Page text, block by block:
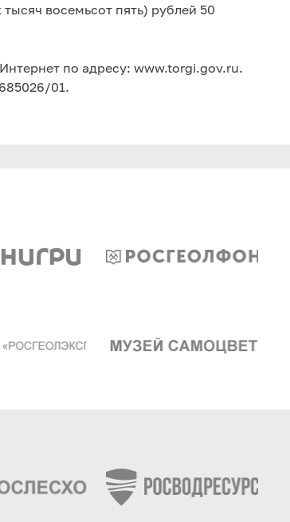
восемьсот пять) рублей 50
по адресу: www.torgi.gov.ru.
01.